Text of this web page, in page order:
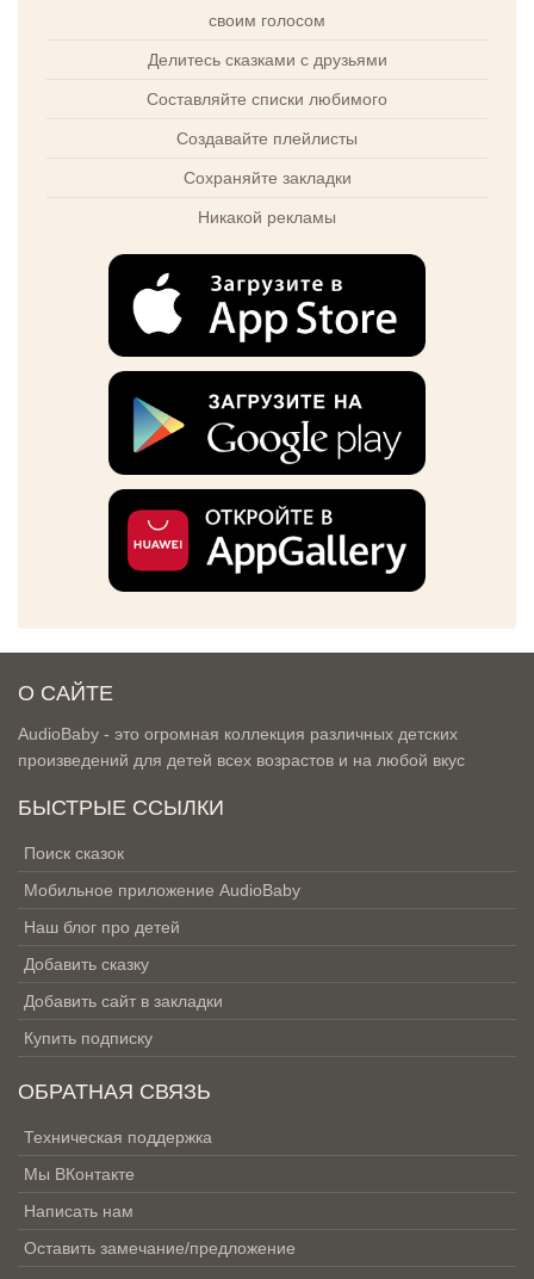
своим голосом
Делитесь сказками с друзьями
Составляйте списки любимого
Создавайте плейлисты
Сохраняйте закладки
Никакой рекламы
О САЙТЕ
AudioBaby - это огромная коллекция различных детских
произведений для детей всех возрастов и на любой вкус
БЫСТРЫЕ ССЫЛКИ
Поиск сказок
Мобильное приложение AudioBaby
Наш блог про детей
Добавить сказку
Добавить сайт в закладки
Купить подписку
ОБРАТНАЯ СВЯЗЬ
Техническая поддержка
Мы ВКонтакте
Написать нам
Оставить замечание/предложение